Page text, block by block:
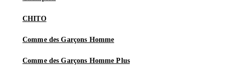
CHITO
Comme des Garçons Homme
Comme des Garçons Homme Plus